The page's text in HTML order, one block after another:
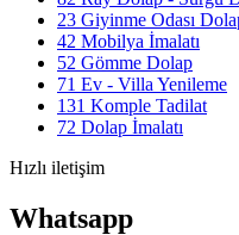
23 Giyinme Odası
42 Mobilya İmalatı
52 Gömme Dolap
71 Ev - Villa Yenileme
131 Komple Tadilat
72 Dolap İmalatı
Hızlı iletişim
Whatsapp